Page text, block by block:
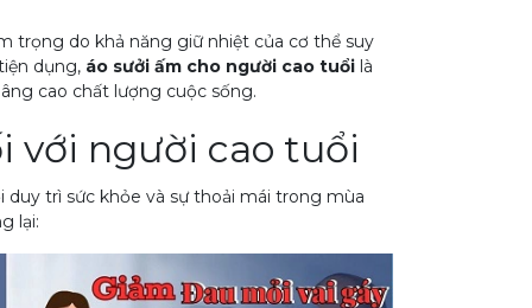
trọng do khả năng giữ nhiệt của cơ thể suy
dụng, áo sưởi ấm cho người cao tuổi là
cao chất lượng cuộc sống.
với người cao tuổi
trì sức khỏe và sự thoải mái trong mùa
lại: